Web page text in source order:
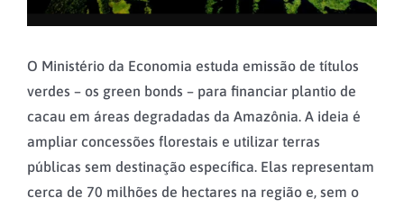
O Ministério da Economia estuda emissão de títulos
verdes – os green bonds – para financiar plantio de
cacau em áreas degradadas da Amazônia. A ideia é
ampliar concessões florestais e utilizar terras
públicas sem destinação específica. Elas representam
cerca de 70 milhões de hectares na região e, sem o